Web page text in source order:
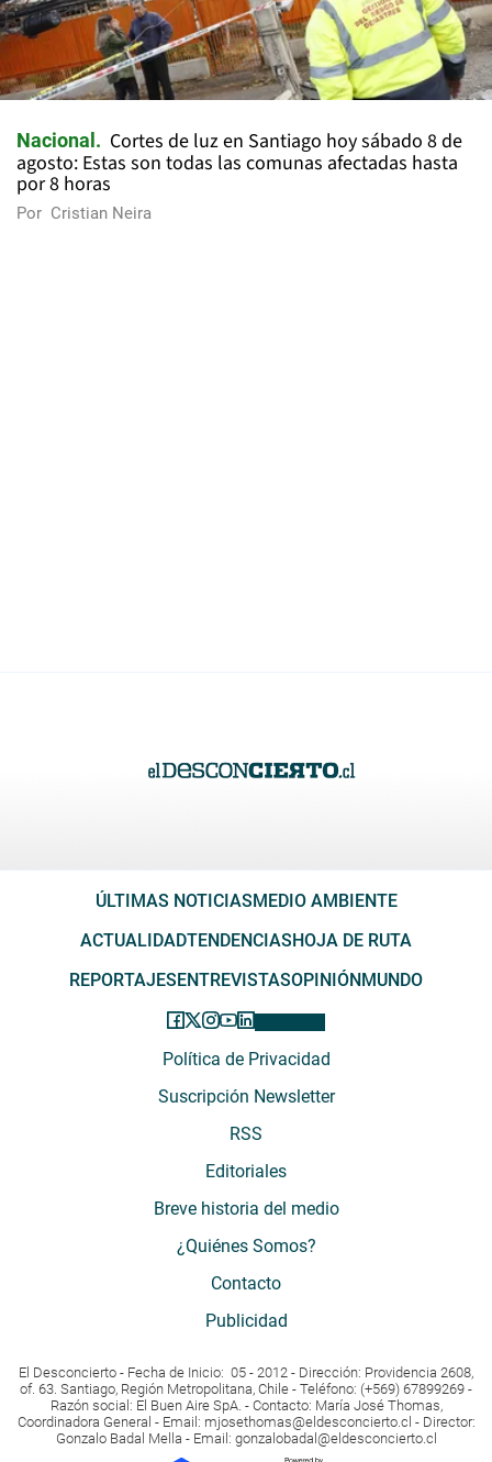
Nacional
Cortes de luz en Santiago hoy sábado 8 de
agosto: Estas son todas las comunas afectadas hasta
por 8 horas
Por Cristian Neira
ÚLTIMAS NOTICIASMEDIO AMBIENTE
ACTUALIDADTENDENCIASHOJA DE RUTA
REPORTAJESENTREVISTASOPINIÓNMUNDO
Política de Privacidad
Suscripción Newsletter
RSS
Editoriales
Breve historia del medio
¿Quiénes Somos?
Contacto
Publicidad
El Desconcierto - Fecha de Inicio: 05 - 2012 - Dirección: Providencia 2608,
of. 63. Santiago, Región Metropolitana, Chile - Teléfono: (+569) 67899269 -
Razón social: El Buen Aire SpA. - Contacto: María José Thomas,
Coordinadora General - Email: mjosethomas@eldesconcierto.cl - Director:
Gonzalo Badal Mella - Email: gonzalobadal@eldesconcierto.cl